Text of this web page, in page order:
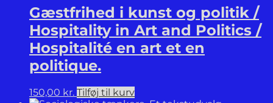
Gæstfrihed i kunst og politik /
Hospitality in Art and Politics /
Hospitalité en art et en
politique.
150,00 kr. Tilføj til kurv